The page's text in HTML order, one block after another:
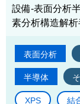
設備-表面分析
素分析構造解析
表面分析
半導体
XPS 結